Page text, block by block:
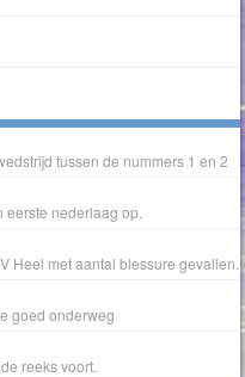
tussen de nummers 1 en 2
eerste nederlaag op.
Heel met aantal blessure gevallen.
goed onderweg
reeks voort.